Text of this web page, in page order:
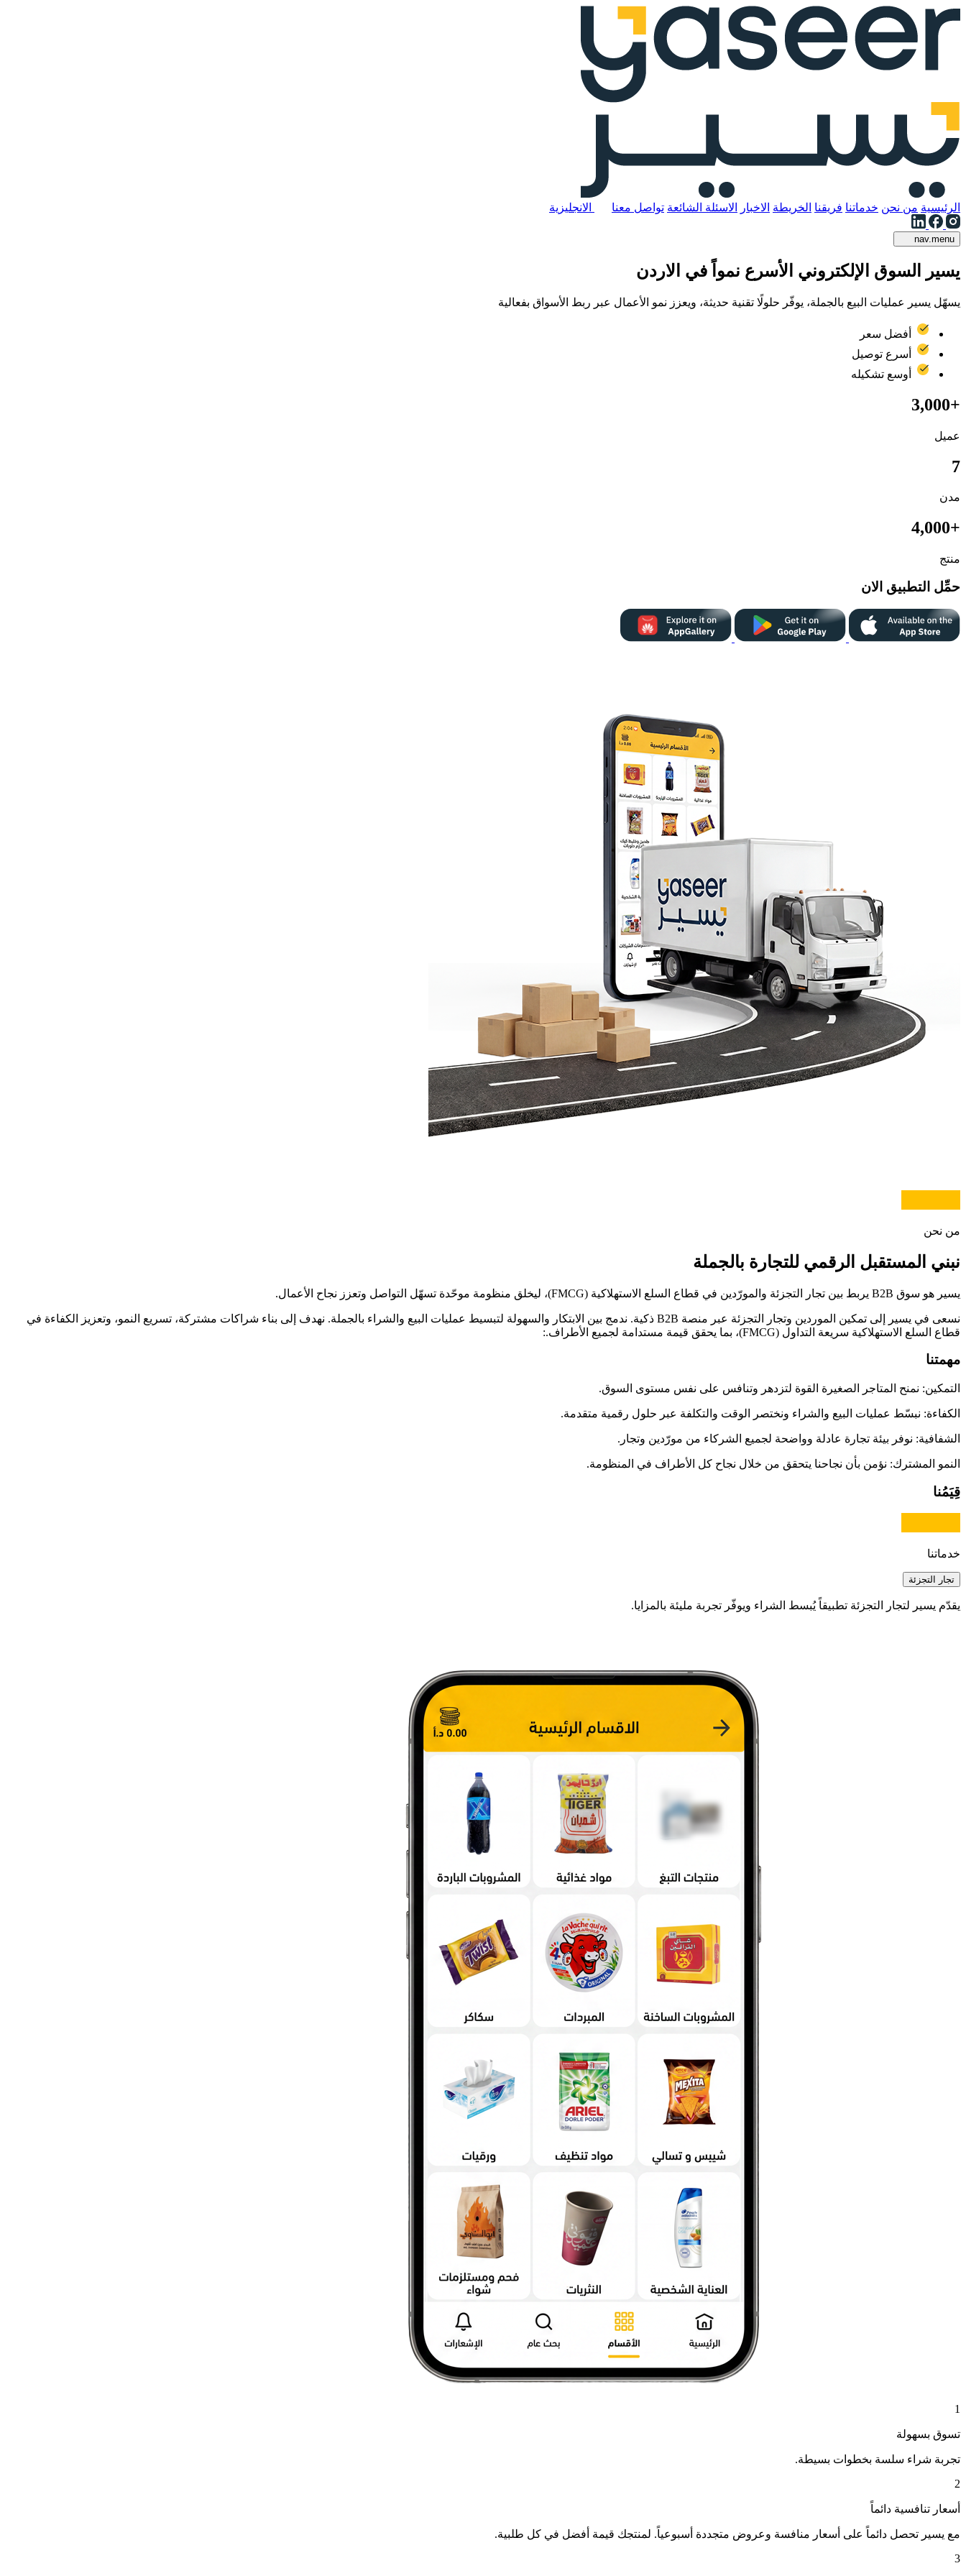
الرئيسية من نحن خدماتنا فريقنا الخريطة الاخبار الاسئلة الشائعة تواصل معنا الانجليزية
nav.menu
يسير السوق الإلكتروني الأسرع نمواً في الاردن
يسهّل يسير عمليات البيع بالجملة، يوفّر حلولًا تقنية حديثة، ويعزز نمو الأعمال عبر ربط الأسواق بفعالية
أفضل سعر
أسرع توصيل
أوسع تشكيله
+3,000
عميل
7
مدن
+4,000
منتج
حمِّل التطبيق الان
من نحن
نبني المستقبل الرقمي للتجارة بالجملة
يسير هو سوق B2B يربط بين تجار التجزئة والمورّدين في قطاع السلع الاستهلاكية (FMCG)، ليخلق منظومة موحّدة تسهّل التواصل وتعزز نجاح الأعمال.
نسعى في يسير إلى تمكين الموردين وتجار التجزئة عبر منصة B2B ذكية. ندمج بين الابتكار والسهولة لتبسيط عمليات البيع والشراء بالجملة. نهدف إلى بناء شراكات مشتركة، تسريع النمو، وتعزيز الكفاءة في
قطاع السلع الاستهلاكية سريعة التداول (FMCG)، بما يحقق قيمة مستدامة لجميع الأطراف.:
مهمتنا
التمكين: نمنح المتاجر الصغيرة القوة لتزدهر وتنافس على نفس مستوى السوق.
الكفاءة: نبسّط عمليات البيع والشراء ونختصر الوقت والتكلفة عبر حلول رقمية متقدمة.
الشفافية: نوفر بيئة تجارة عادلة وواضحة لجميع الشركاء من مورّدين وتجار.
النمو المشترك: نؤمن بأن نجاحنا يتحقق من خلال نجاح كل الأطراف في المنظومة.
قِيَمُنا
خدماتنا
تجار التجزئة
يقدّم يسير لتجار التجزئة تطبيقاً يُبسط الشراء ويوفّر تجربة مليئة بالمزايا.
1
تسوق بسهولة
تجربة شراء سلسة بخطوات بسيطة.
2
أسعار تنافسية دائماً
مع يسير تحصل دائماً على أسعار منافسة وعروض متجددة أسبوعياً. لمنتجك قيمة أفضل في كل طلبية.
3